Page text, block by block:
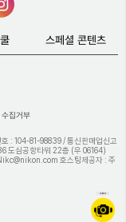
스페셜 콘텐츠
집거부
: 104-81-98839 / 통신판매업신고
도심공항타워 22층 (우 06164)
호스팅제공자 : 주